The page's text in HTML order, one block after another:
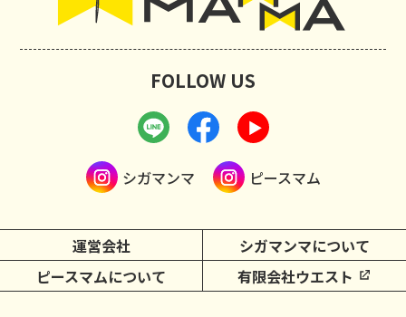
運営会社
シガマンマについて
ピースマムについて
有限会社ウエスト
FOLLOW US
シガマンマ ピースマム